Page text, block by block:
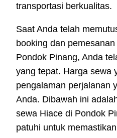
transportasi berkualitas.
Saat Anda telah
booking dan
Pondok Pinang, Anda
yang tepat. Harga sewa
pengalaman perjalanan
Anda. Dibawah ini
sewa Hiace di Pondok
patuhi untuk